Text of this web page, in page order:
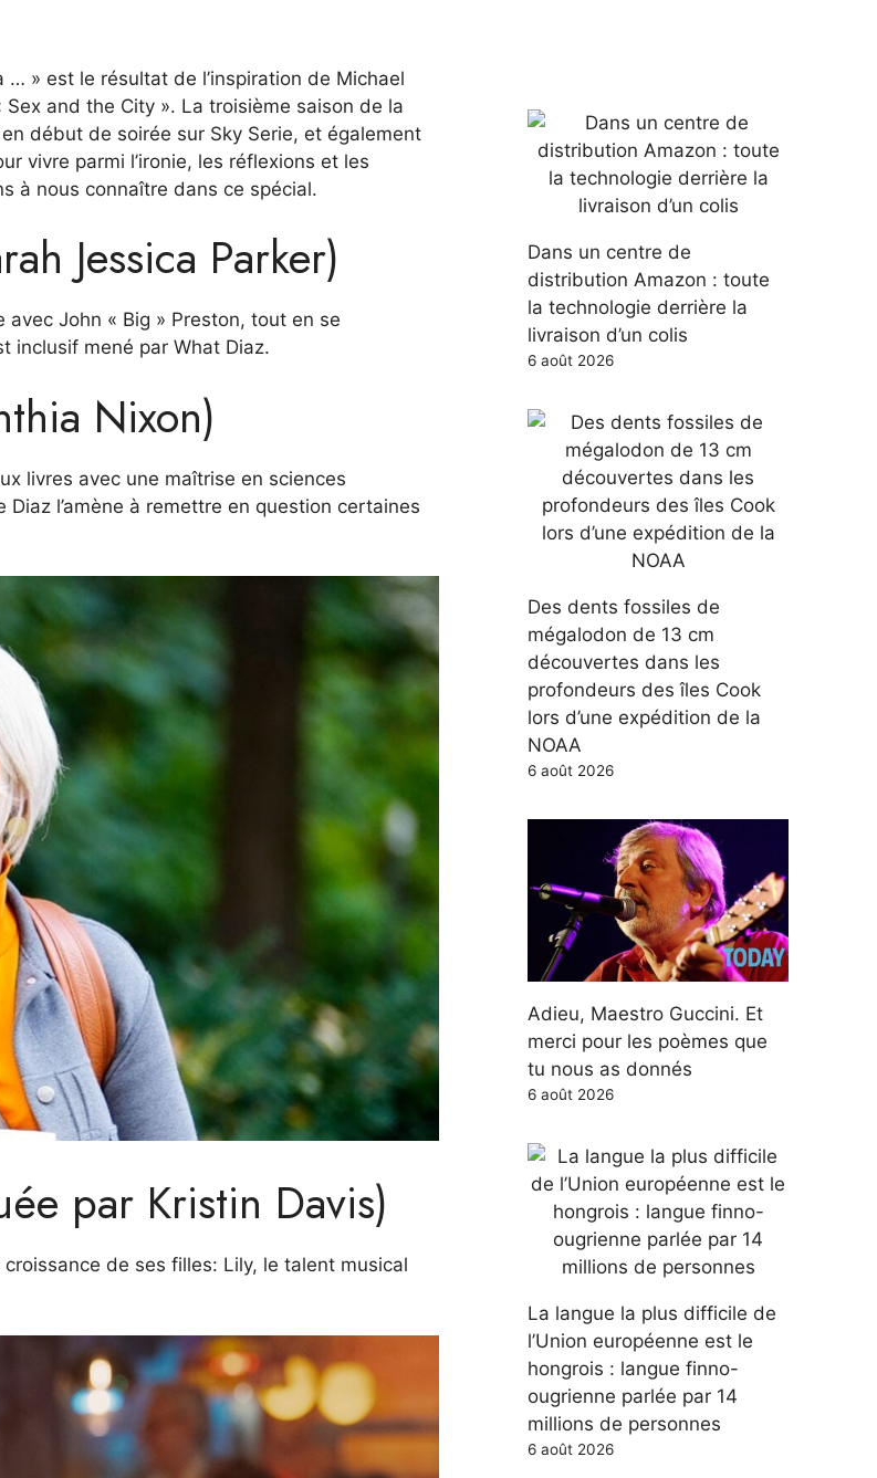
» est le résultat de l’inspiration de Michael
and the City ». La troisième saison de la
début de soirée sur Sky Serie, et également
vivre parmi l’ironie, les réflexions et les
à nous connaître dans ce spécial.
Jessica Parker)
John « Big » Preston, tout en se
inclusif mené par What Diaz.
Nixon)
livres avec une maîtrise en sciences
l’amène à remettre en question certaines
par Kristin Davis)
de ses filles: Lily, le talent musical
Dans un centre de
distribution Amazon : toute
la technologie derrière la
livraison d’un colis
6 août 2026
Des dents fossiles de
mégalodon de 13 cm
découvertes dans les
profondeurs des îles Cook
lors d’une expédition de la
NOAA
6 août 2026
Adieu, Maestro Guccini. Et
merci pour les poèmes que
tu nous as donnés
6 août 2026
La langue la plus difficile de
l’Union européenne est le
hongrois : langue finno-
ougrienne parlée par 14
millions de personnes
6 août 2026